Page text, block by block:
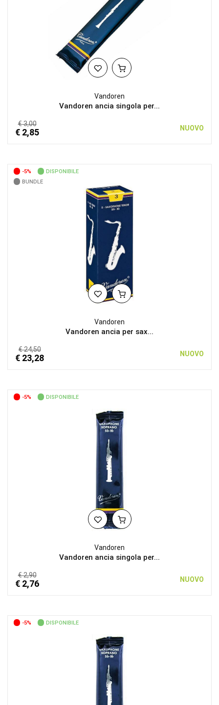
Vandoren
Vandoren ancia singola per...
€ 3,00
€ 2,85 NUOVO
-5%
DISPONIBILE
BUNDLE
Vandoren
Vandoren ancia per sax...
€ 24,50
€ 23,28 NUOVO
-5% DISPONIBILE
Vandoren
Vandoren ancia singola per...
€ 2,90
€ 2,76 NUOVO
-5% DISPONIBILE